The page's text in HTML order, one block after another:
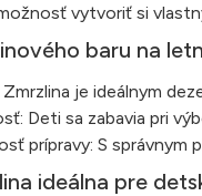
vytvoriť si
baru na
Zmrzlina je ideálnym
Deti sa zabavia pri
prípravy: S správnym
ideálna pre